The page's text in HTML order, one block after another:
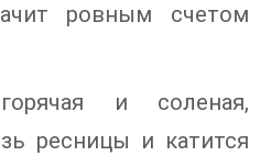
ровным счетом
и соленая,
ресницы и катится